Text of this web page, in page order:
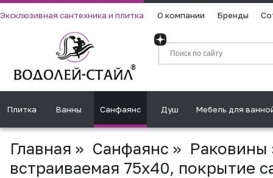
Эксклюзивная сантехника и плитка О компании Бренды
Плитка Ванны Санфаянс Душ Мебель для
Главная » Санфаянс » Раковины
встраиваемая 75х40, покрытие